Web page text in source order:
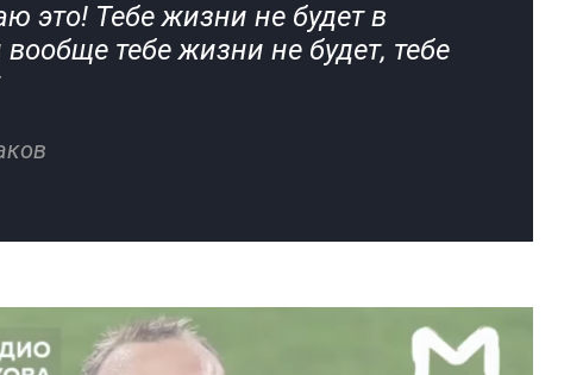
это! Тебе жизни не будет в
тебе жизни не будет, тебе